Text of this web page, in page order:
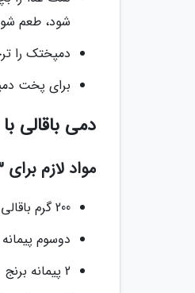
شود، طعم
دمپختک را
برای پخت
دمی باقالی
مواد لازم برای 3 نفر:
200 گرم باقالی زرد خشک
دوسوم پیمانه شوید
2 پیمانه برنج